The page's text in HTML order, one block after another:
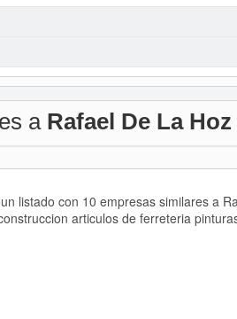
a Rafael De La
listado con 10 empresas similares a
articulos de ferreteria